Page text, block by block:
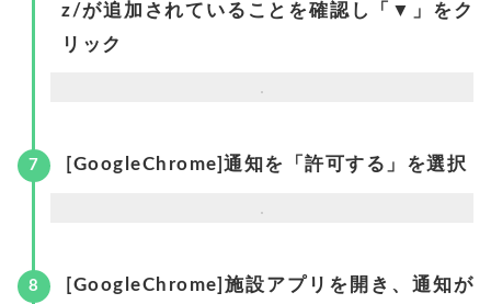
z/が追加されていることを確認し「▼」をク
リック
[GoogleChrome]通知を「許可する」を選択
[GoogleChrome]施設アプリを開き、通知が